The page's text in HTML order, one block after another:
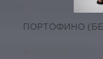
ПОРТОФИНО